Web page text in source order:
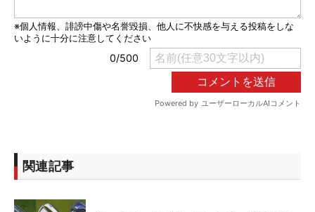
関連記事